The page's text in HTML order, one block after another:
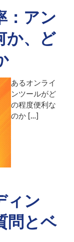
：アン
か、ど
あるオンライ
ンツールがど
の程度便利な
のか […]
ィン
問とベ